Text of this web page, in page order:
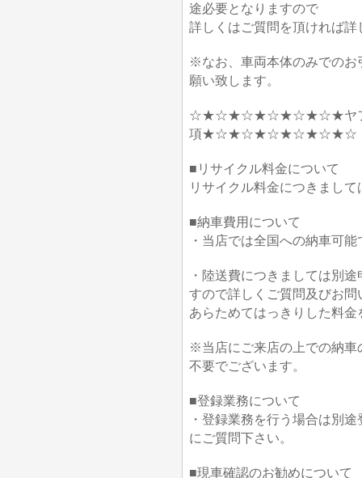
途必要となりますので
詳しくはご質問を頂ければ
※なお、車両本体のみでのお
願い致します。
☆★☆★☆★☆★☆★☆★ヤフーオ
項★☆★☆★☆★☆★☆★☆
■リサイクル料金について
リサイクル料金につきまし
■納車費用について
・当店では全国への納車可
・陸送費につきましては別
すので詳しくご質問及びお
あらためてはっきりした料
※当店にご来店の上での納車
不要でございます。
■登録業務について
・登録業務を行う場合は別
にご質問下さい。
■現車確認のお勧めについて